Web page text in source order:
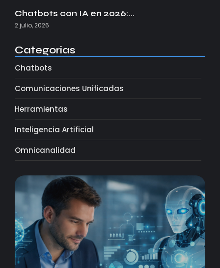
Chatbots con IA en 2026:…
2 julio, 2026
Categorias
Chatbots
Comunicaciones Unificadas
Herramientas
Inteligencia Artificial
Omnicanalidad